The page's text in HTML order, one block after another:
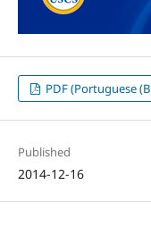
PDF (Portuguese
Published
2014-12-16